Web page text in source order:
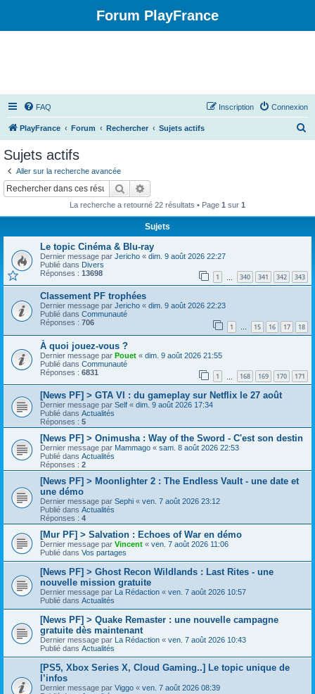
Forum PlayFrance
FAQ Connexion
Inscription
PlayFrance Forum Rechercher Sujets actifs
Sujets actifs
Aller sur la recherche avancée
Rechercher
La recherche a retourné 22 résultats • Page 1 sur 1
Sujets
Le topic Cinéma & Blu-ray
Dernier message par Jericho « dim. 9 août 2026 22:27
Publié dans Divers
Réponses : 13698 1 340 341 342 343
Classement PF trophées
Dernier message par Jericho « dim. 9 août 2026 22:23
Publié dans Communauté
Réponses : 706 1 … 15 16 17 18
À quoi jouez-vous ?
Dernier message par Pouet « dim. 9 août 2026 21:55
Publié dans Communauté
Réponses : 6831 1 168 169 170 171
[News PF] > GTA VI : du gameplay sur Netflix le 27 août
Dernier message par Self « dim. 9 août 2026 17:34
Publié dans Actualités
Réponses : 5
[News PF] > Onimusha : Way of the Sword - C'est son destin
Dernier message par Mammago « sam. 8 août 2026 22:53
Publié dans Actualités
Réponses : 2
[News PF] > Moonlighter 2 : The Endless Vault - une date et
une démo
Dernier message par Sephi « ven. 7 août 2026 23:12
Publié dans Actualités
Réponses : 4
[Mur PF] > Salvation : Echoes of War en démo
Dernier message par Vincent « ven. 7 août 2026 11:06
Publié dans Vos partages
[News PF] > Ghost Recon Wildlands : Last Rites - une
nouvelle mission gratuite
Dernier message par La Rédaction « ven. 7 août 2026 10:57
Publié dans Actualités
[News PF] > Quake Remaster : une nouvelle campagne
gratuite dès maintenant
Dernier message par La Rédaction « ven. 7 août 2026 10:43
Publié dans Actualités
[PS5, Xbox Series X, Cloud Gaming..] Le topic unique de
l’infos
Dernier message par Viggo « ven. 7 août 2026 08:39